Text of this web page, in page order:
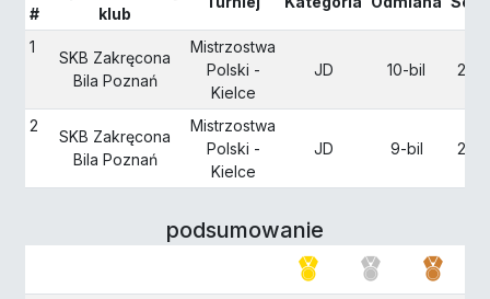
#
klub
1
SKB Zakręcona
Bila Poznań
Mistrzostwa
Polski -
Kielce
JD 10-bil
2
SKB Zakręcona
Bila Poznań
Mistrzostwa
Polski -
Kielce
JD 9-bil
podsumowanie